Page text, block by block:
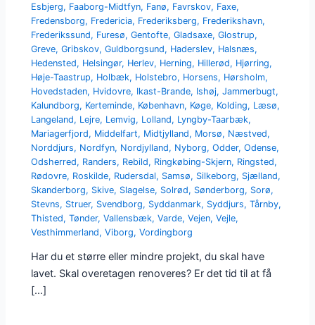
Esbjerg, Faaborg-Midtfyn, Fanø, Favrskov, Faxe,
Fredensborg, Fredericia, Frederiksberg, Frederikshavn,
Frederikssund, Furesø,Gentofte,Gladsaxe,Glostrup,
Greve,Gribskov,Guldborgsund, Haderslev, Halsnæs,
Hedensted, Helsingør, Herlev, Herning, Hillerød, Hjørring,
Høje-Taastrup, Holbæk, Holstebro, Horsens, Hørsholm,
Hovedstaden, Hvidovre, Ikast-Brande, Ishøj,Jammerbugt,
Kalundborg, Kerteminde, København, Køge, Kolding, Læsø,
Langeland, Lejre, Lemvig, Lolland, Lyngby-Taarbæk,
Mariagerfjord, Middelfart, Midtjylland, Morsø, Næstved,
Norddjurs, Nordfyn, Nordjylland, Nyborg,Odder,Odense,
Odsherred, Randers, Rebild, Ringkøbing-Skjern, Ringsted,
Rødovre, Roskilde, Rudersdal, Samsø, Silkeborg, Sjælland,
Skanderborg, Skive, Slagelse, Solrød, Sønderborg, Sorø,
Stevns, Struer, Svendborg, Syddanmark, Syddjurs,Tårnby,
Thisted,Tønder,Vallensbæk,Varde,Vejen,Vejle,
Vesthimmerland,Viborg,Vordingborg
Har du et større eller mindre projekt, du skal have
lavet. Skal overetagen renoveres? Er det tid til at få
[…]